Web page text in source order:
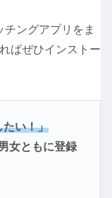
ングアプリをま
ばぜひインストー
たい！」
女ともに登録